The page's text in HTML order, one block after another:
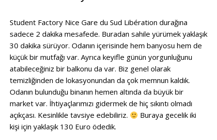
Student Factory Nice Gare du Sud Libération durağına
sadece 2 dakika mesafede. Buradan sahile yürümek yaklaşık
30 dakika sürüyor. Odanın içerisinde hem banyosu hem de
küçük bir mutfağı var. Ayrıca keyifle günün yorgunluğunu
atabileceğiniz bir balkonu da var. Biz genel olarak
temizliğinden de lokasyonundan da çok memnun kaldık.
Odanın bulunduğu binanın hemen altında da büyük bir
market var. İhtiyaçlarımızı gidermek de hiç sıkıntı olmadı
açıkçası. Kesinlikle tavsiye edebiliriz.
Buraya gecelik iki
kişi için yaklaşık 130 Euro ödedik.